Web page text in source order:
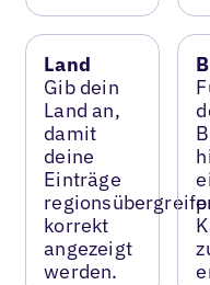
Land
Gib dein
Land an,
damit
deine
Einträge
korrekt
angezeigt
werden.